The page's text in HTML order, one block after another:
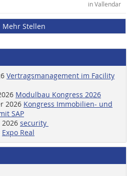
in Vallendar
Mehr Stellen
Vertragsmanagement im Facility
Modulbau Kongress 2026
2026 Kongress Immobilien- und
SAP
security
Expo Real